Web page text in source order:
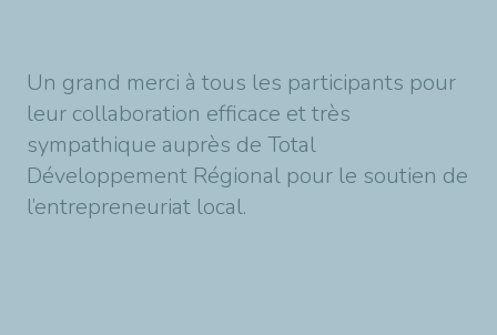
Un grand merci à tous les participants pour
leur collaboration efficace et très
sympathique auprès de Total
Développement Régional pour le soutien de
l’entrepreneuriat local.